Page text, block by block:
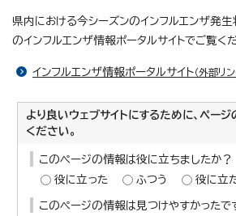
県内における今シーズンのインフルエンザ発
のインフルエンザ情報ポータルサイトでご覧く
インフルエンザ情報ポータルサイト（外部リン
より良いウェブサイトにするために、ペー
ください。
このページの情報は役に立ちましたか？
役に立った
ふつう 役に立
このページの情報は見つけやすかったで